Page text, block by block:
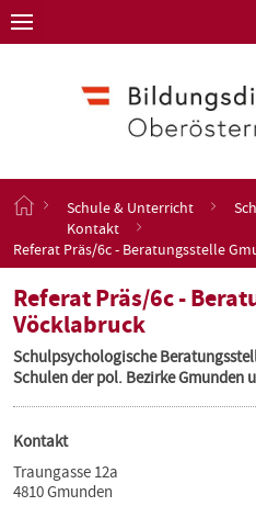
Zum
Inhalt
Navigation
Navigation
aufklappen
S
a
r
s
e
i
t
Schule & Unterricht
Kontakt
Referat Präs/6c - Beratungsstelle
Referat Präs/6c -
Vöcklabruck
Schulpsychologische
Schulen der pol. Bezirke Gmunden
Kontakt
Traungasse 12a
4810 Gmunden